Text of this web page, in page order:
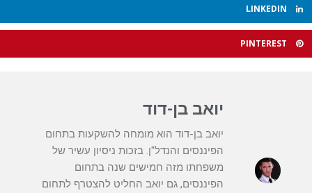
LINKEDIN
PINTEREST
יואב בן-דוד
יואב בן-דוד הוא מומחה להשקעות בתחום
הפיננסים והנדל"ן. בזכות ניסיון עשיר של
משפחתו מזה חמישים שנה בתחום
הפיננסים, גם יואב החליט להצטרף לתחום